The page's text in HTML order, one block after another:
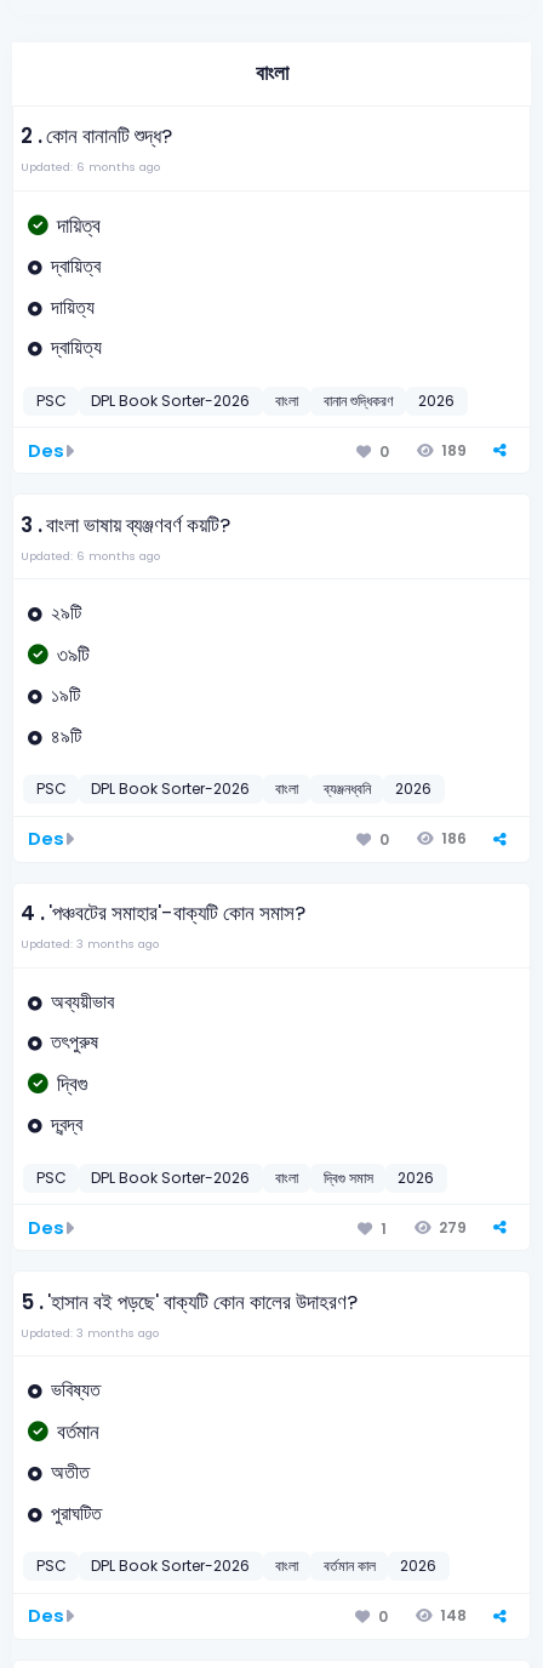
বাংলা
2 .কোন বানানটি শুদ্ধ?
Updated: 6 months ago
দায়িত্ব
দ্বায়িত্ব
দায়িত্য
দ্বায়িত্য
PSC DPL Book Sorter-2026 বাংলা বানান শুদ্ধিকরণ 2026
Des 0 189
3 .বাংলা ভাষায় ব্যঞ্জণবর্ণ কয়টি?
Updated: 6 months ago
২৯টি
৩৯টি
১৯টি
৪৯টি
PSC DPL Book Sorter-2026 বাংলা ব্যঞ্জনধ্বনি 2026
Des 0 186
4 .'পঞ্চবটের সমাহার'-বাক্যটি কোন সমাস?
Updated: 3 months ago
অব্যয়ীভাব
তৎপুরুষ
দ্বিগু
দ্বন্দ্ব
PSC DPL Book Sorter-2026 বাংলা দ্বিগু সমাস 2026
Des 1 279
5 .'হাসান বই পড়ছে' বাক্যটি কোন কালের উদাহরণ?
Updated: 3 months ago
ভবিষ্যত
বর্তমান
অতীত
পুরাঘটিত
PSC DPL Book Sorter-2026 বাংলা বর্তমান কাল 2026
Des 0 148